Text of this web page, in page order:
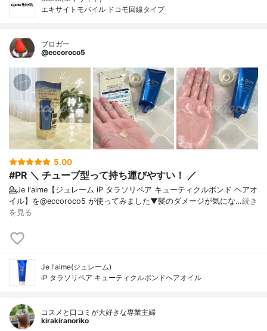
エキサイトモバイル ドコモ回線タイプ
ブロガー
@eccoroco5
5.00
#PR ＼ チューブ型って持ち運びやすい！ ／
💁Je l'aime【ジュレーム iP タラソリペア キューティクルボンド ヘアオ
イル】を@eccoroco5 が使ってみました⁡⁡⁡⁡▼⁡髪のダメージが気にな…続き
を見る
Je l'aime(ジュレーム)
iP タラソリペア キューティクルボンドヘアオイル
コスメと口コミが大好きな専業主婦
kirakiranoriko